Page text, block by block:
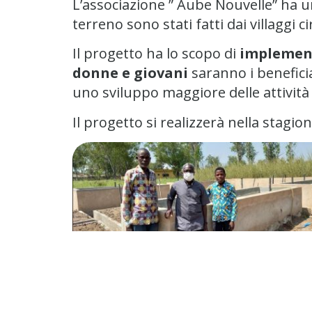
L’associazione ” Aube Nouvelle”
terreno sono stati fatti dai villaggi
Il progetto ha lo scopo di
donne e giovani saranno i
uno sviluppo maggiore delle
Il progetto si realizzerà nella